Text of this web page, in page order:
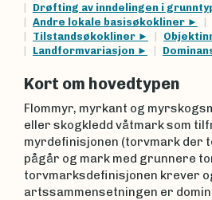
Drøfting av inndelingen i
Andre lokale basisøkokliner
Tilstandsøkokliner
Landformvariasjon
Kort om hovedtypen
Flommyr, myrkant og
eller skogkledd våtmark som
myrdefinisjonen (torvmark der
pågår og mark med grunnere
torvmarksdefinisjonen krever
artssammensetningen er